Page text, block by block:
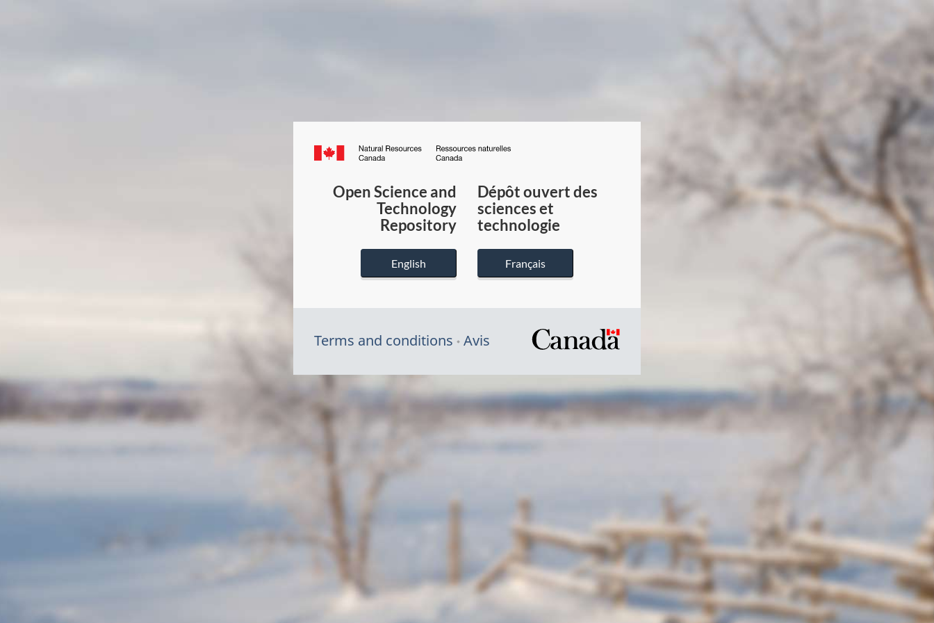
Canada.ca
du
Canada
Open Science and
Technology
Repository
English
Dépôt ouvert des
sciences et
technologie
Français
Terms and conditions Avis
/
du
gouvernement
du